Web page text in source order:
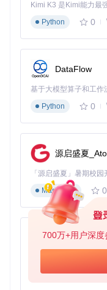
700万+用户深度
conda create -n
conda activate
下载模型权重：
启动交互界面：
专业姿态调校步骤
素材准备
肖像图片，建议选
例素材位于
参数设置：在
Relative Pitch
Relative Yaw
Relative Roll（
：在
推荐：
Python
0
DataFlow
基于大模型算子和工
Python
0
源启盛夏
Markdown
0
py-xiaozhi
Python
0